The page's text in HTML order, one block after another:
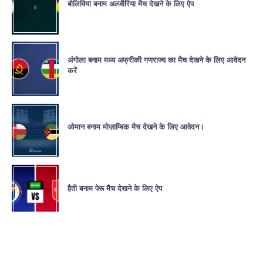
बोलिविया बनाम अल्जीरिया मैच देखने के लिए ऐप
अंगोला बनाम मध्य अफ्रीकी गणराज्य का मैच देखने के लिए आवेदन
करें
ओमान बनाम मोज़ाम्बिक मैच देखने के लिए आवेदन।
हैती बनाम पेरू मैच देखने के लिए ऐप